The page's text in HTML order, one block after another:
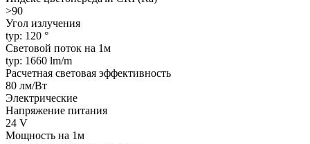
>90
Угол излучения
typ: 120 °
Световой поток на 1м
typ: 1660 lm/m
Расчетная световая эффективность
80 лм/Вт
Электрические
Напряжение питания
24 V
Мощность на 1м